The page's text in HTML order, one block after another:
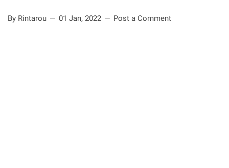
By Rintarou 01 Jan, 2022 Post a Comment